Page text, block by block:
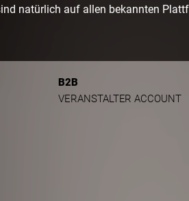
natürlich auf allen bekannten
B2B
VERANSTALTER ACCOUNT